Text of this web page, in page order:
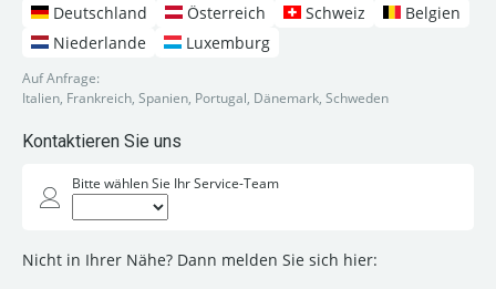
Deutschland
Österreich Schweiz
Belgien
Niederlande
Luxemburg
Auf Anfrage:
Italien, Frankreich, Spanien, Portugal, Dänemark, Schweden
Kontaktieren Sie uns
Bitte wählen Sie Ihr Service-Team
Nicht in Ihrer Nähe? Dann melden Sie sich hier: